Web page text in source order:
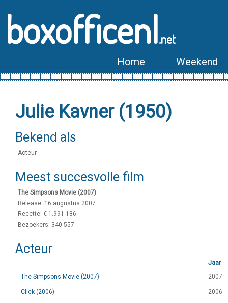
boxofficenl.net
Home Weekend
Julie Kavner (1950)
Bekend als
Acteur
Meest succesvolle film
The Simpsons Movie (2007)
Release: 16 augustus 2007
Recette: € 1.991.186
Bezoekers: 340.557
Acteur
Jaar
The Simpsons Movie (2007)
2007
Click (2006) 2006